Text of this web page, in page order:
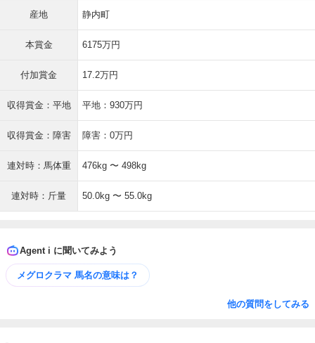
産地 静内町
本賞金 6175万円
付加賞金 17.2万円
収得賞金：平地 平地：930万円
収得賞金：障害 障害：0万円
連対時：馬体重 476kg 〜 498kg
連対時：斤量 50.0kg 〜 55.0kg
Agent i に聞いてみよう
メグロクラマ 馬名の意味は？
他の質問をしてみる